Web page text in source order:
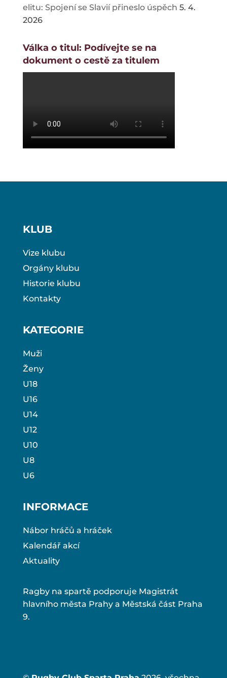
elitu: Spojení se Slavií přineslo úspěch 5. 4.
2026
Válka o titul: Podívejte se na
dokument o cestě za titulem
KLUB
Vize klubu
Orgány klubu
Historie klubu
Kontakty
KATEGORIE
Muži
Ženy
U18
U16
U14
U12
U10
U8
U6
INFORMACE
Nábor hráčů a hráček
Kalendář akcí
Aktuality
Ragby na spartě podporuje Magistrát
hlavního města Prahy a Městská část Praha
9.